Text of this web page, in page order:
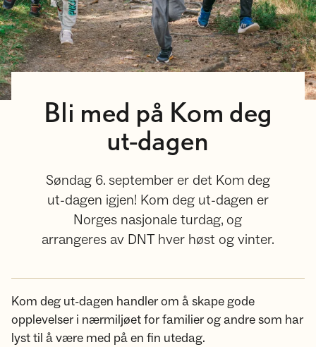
Bli med på Kom deg
ut-dagen
Søndag 6. september er det Kom deg
ut-dagen igjen! Kom deg ut-dagen er
Norges nasjonale turdag, og
arrangeres av DNT hver høst og vinter.
Kom deg ut-dagen handler om å skape gode
opplevelser i nærmiljøet for familier og andre som har
lyst til å være med på en fin utedag.